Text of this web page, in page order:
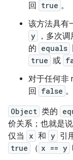
回
true 。
该方法具有
y ，多次调
的 equals
true 或
对于任何非
回
false 。
Object 类的
价关系；也就是
仅当
x 和 y 引
true （ x == y